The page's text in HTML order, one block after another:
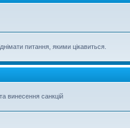
питання, якими цікавиться.
винесення санкцій